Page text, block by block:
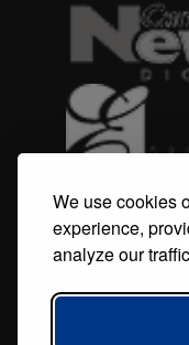
We use cookies
experience,
analyze our